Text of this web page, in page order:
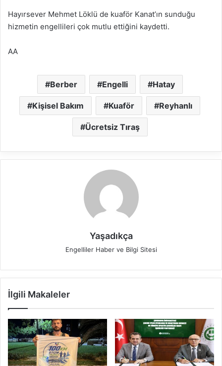
Hayırsever Mehmet Löklü de kuaför Kanat’ın sunduğu
hizmetin engellileri çok mutlu ettiğini kaydetti.
AA
Berber Engelli Hatay
Kişisel Bakım Kuaför Reyhanlı
Ücretsiz Tıraş
Yaşadıkça
Engelliler Haber ve Bilgi Sitesi
İlgili Makaleler